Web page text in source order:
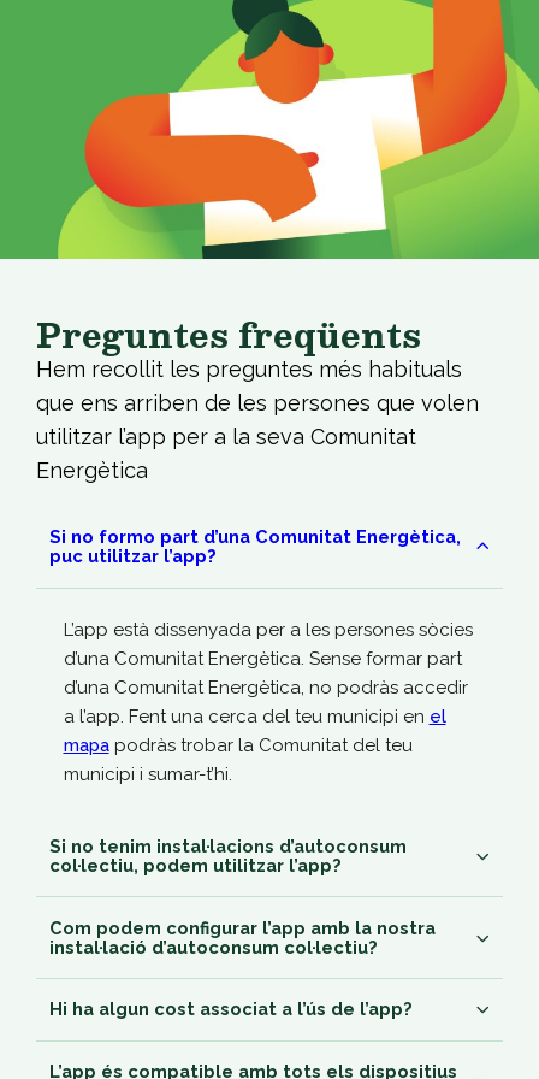
Preguntes freqüents
Hem recollit les preguntes més habituals
que ens arriben de les persones que volen
utilitzar l’app per a la seva Comunitat
Energètica
Si no formo part d’una Comunitat Energètica,
puc utilitzar l’app?
L’app està dissenyada per a les persones sòcies
d’una Comunitat Energètica. Sense formar part
d’una Comunitat Energètica, no podràs accedir
a l’app. Fent una cerca del teu municipi en el
mapapodràs trobar la Comunitat del teu
municipi i sumar-t’hi.
Si no tenim instal·lacions d’autoconsum
col·lectiu, podem utilitzar l’app?
Sí, podreu accedir a la part de gestió societària
l’autoconsum i la monitorització no estaran
disponibles.
Com podem configurar l’app amb la nostra
instal·lació d’autoconsum col·lectiu?
Amb l’ajuda de la vostraCoordinadorai/o
Hi ha algun cost associat a l’ús de l’app?
L’app és compatible amb tots els dispositius